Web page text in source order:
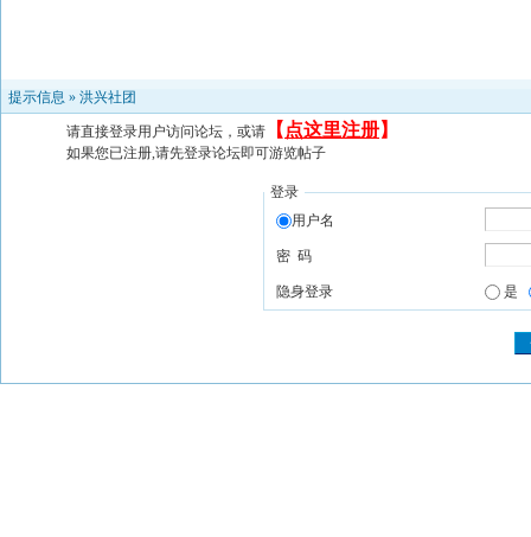
提示信息 » 洪兴社团
请直接登录用户访问论坛，或请 【 点这里注册】
如果您已注册,请先登录论坛即可游览帖子
登录
用户名
密 码
隐身登录 是